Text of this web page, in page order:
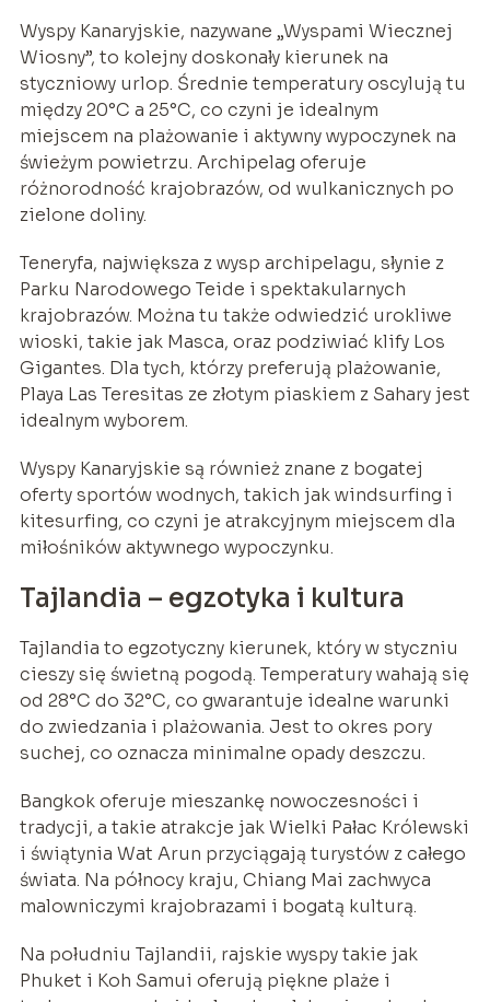
Wyspy Kanaryjskie, nazywane „Wyspami Wiecznej
Wiosny”, to kolejny doskonały kierunek na
styczniowy urlop. Średnie temperatury oscylują tu
między 20°C a 25°C, co czyni je idealnym
miejscem na plażowanie i aktywny wypoczynek na
świeżym powietrzu. Archipelag oferuje
różnorodność krajobrazów, od wulkanicznych po
zielone doliny.
Teneryfa, największa z wysp archipelagu, słynie z
Parku Narodowego Teide i spektakularnych
krajobrazów. Można tu także odwiedzić urokliwe
wioski, takie jak Masca, oraz podziwiać klify Los
Gigantes. Dla tych, którzy preferują plażowanie,
Playa Las Teresitas ze złotym piaskiem z Sahary jest
idealnym wyborem.
Wyspy Kanaryjskie są również znane z bogatej
oferty sportów wodnych, takich jak windsurfing i
kitesurfing, co czyni je atrakcyjnym miejscem dla
miłośników aktywnego wypoczynku.
Tajlandia – egzotyka i kultura
Tajlandia to egzotyczny kierunek, który w styczniu
cieszy się świetną pogodą. Temperatury wahają się
od 28°C do 32°C, co gwarantuje idealne warunki
do zwiedzania i plażowania. Jest to okres pory
suchej, co oznacza minimalne opady deszczu.
Bangkok oferuje mieszankę nowoczesności i
tradycji, a takie atrakcje jak Wielki Pałac Królewski
i świątynia Wat Arun przyciągają turystów z całego
świata. Na północy kraju, Chiang Mai zachwyca
malowniczymi krajobrazami i bogatą kulturą.
Na południu Tajlandii, rajskie wyspy takie jak
Phuket i Koh Samui oferują piękne plaże i